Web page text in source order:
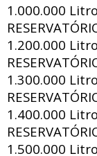
1.000.000
1.200.000
1.300.000
1.400.000
1.500.000